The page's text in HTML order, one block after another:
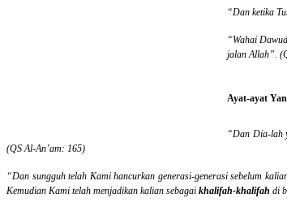
“Dan ketika
“Wahai
jalan Allah”.
Ayat-ayat
“Dan Dia-lah
(QS Al-An’am: 165)
“Dan sungguh telah Kami hancurkan generasi-generasi sebelum
Kemudian Kami telah menjadikan kalian sebagai khalifah-khalifah di